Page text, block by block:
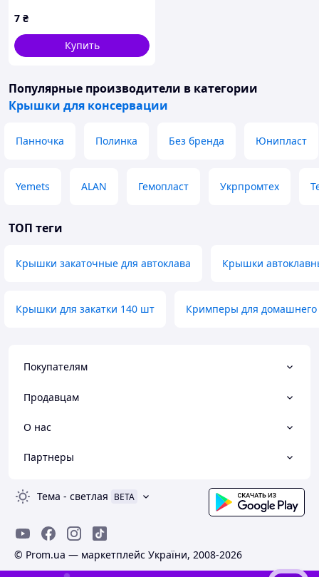
7 ₴
Купить
Популярные производители в категории
Крышки для консервации
Панночка Полинка Без бренда Юнипласт
Yemets ALAN Гемопласт Укрпромтех
ТОП теги
Крышки закаточные для автоклава Крышки
Крышки для закатки 140 шт Кримперы для домашнего
Покупателям
Продавцам
О нас
Партнеры
Тема - светлая BETA
© Prom.ua — маркетплейс України, 2008-2026